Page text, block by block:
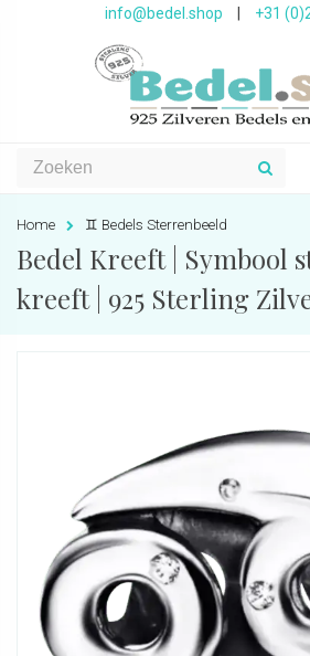
info@bedel.shop +31
Home ♊️ Bedels Sterrenbeeld
Bedel Kreeft | Symbool
kreeft | 925 Sterling